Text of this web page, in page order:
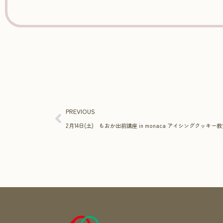
PREVIOUS
2月14日(土) もおか出前講座 in monaca アイシングクッキー